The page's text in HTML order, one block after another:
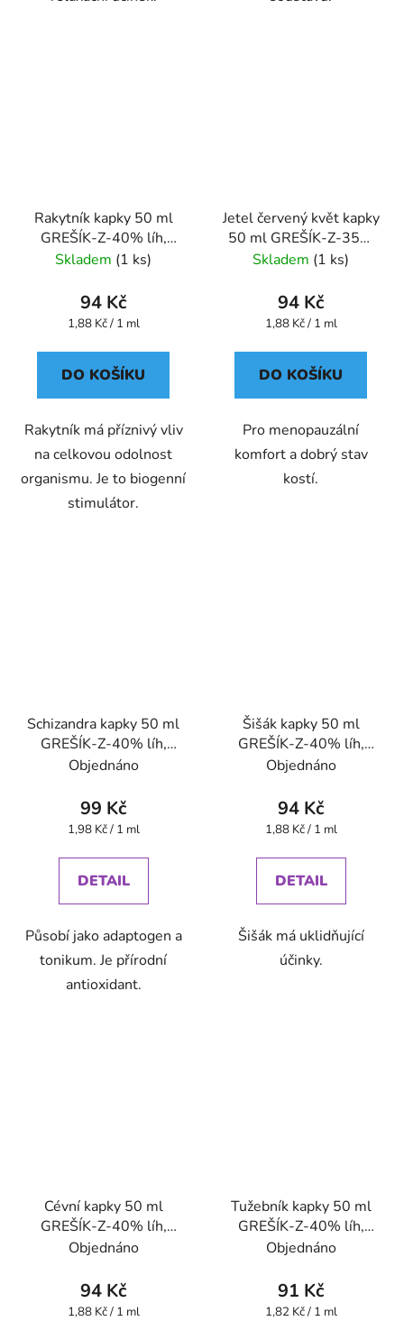
Rakytník kapky 50 ml
GREŠÍK-Z-40% líh,
Bylinné kapky
Skladem (1 ks)
94 Kč
Měrná
1,88 Kč / 1 ml
DO KOŠÍKU
Rakytník má příznivý vliv
na celkovou odolnost
organismu. Je to biogenní
stimulátor.
Jetel červený květ kapky
50 ml GREŠÍK-Z-35%
líh, Bylinné kapky
Skladem (1 ks)
94 Kč
Měrná
1,88 Kč / 1 ml
DO KOŠÍKU
Pro menopauzální
komfort a dobrý stav
kostí.
Schizandra kapky 50 ml
GREŠÍK-Z-40% líh,
Bylinné kapky
Objednáno
99 Kč
Měrná
1,98 Kč / 1 ml
DETAIL
Působí jako adaptogen a
tonikum. Je přírodní
antioxidant.
Šišák kapky 50 ml
GREŠÍK-Z-40% líh,
Bylinné kapky
Objednáno
94 Kč
Měrná
1,88 Kč / 1 ml
DETAIL
Šišák má uklidňující
účinky.
Cévní kapky 50 ml
GREŠÍK-Z-40% líh,
Devatero bylin kapky
Objednáno
94 Kč
Měrná
1,88 Kč / 1 ml
Tužebník kapky 50 ml
GREŠÍK-Z-40% líh,
Bylinné kapky
Objednáno
91 Kč
Měrná
1,82 Kč / 1 ml